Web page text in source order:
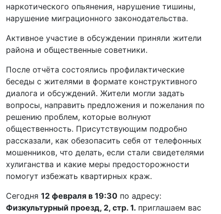
наркотического опьянения, нарушение тишины,
нарушение миграционного законодательства.
Активное участие в обсуждении приняли жители
района и общественные советники.
После отчёта состоялись профилактические
беседы с жителями в формате конструктивного
диалога и обсуждений. Жители могли задать
вопросы, направить предложения и пожелания по
решению проблем, которые волнуют
общественность. Присутствующим подробно
рассказали, как обезопасить себя от телефонных
мошенников, что делать, если стали свидетелями
хулиганства и какие меры предосторожности
помогут избежать квартирных краж.
Сегодня 12 февраля в 19:30 по адресу:
Физкультурный проезд, 2, стр. 1. приглашаем вас